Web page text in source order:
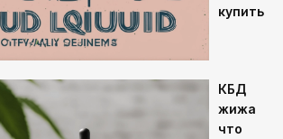
купить
КБД
жижа
что